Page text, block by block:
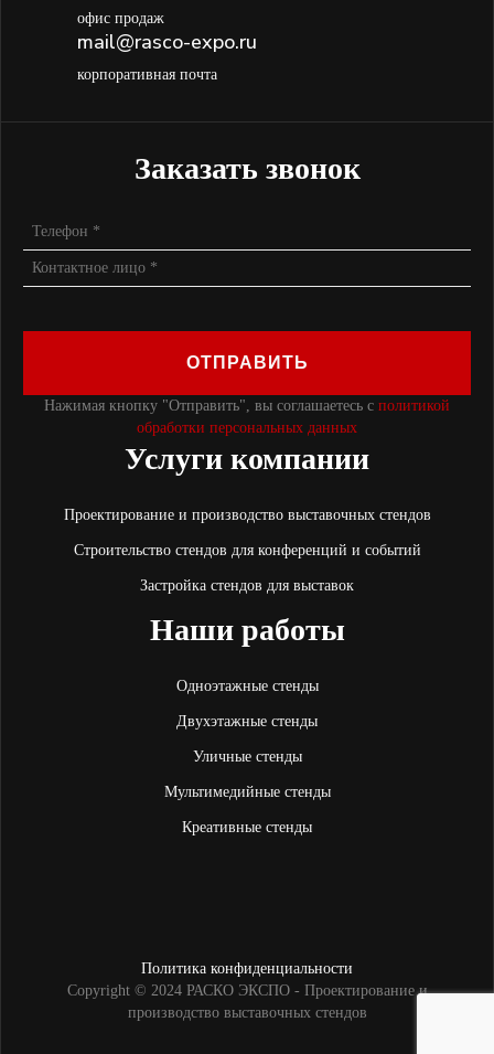
офис продаж
mail@rasco-expo.ru
корпоративная почта
Услуги компании
Проектирование и производство выставочных стендов
Строительство стендов для конференций и событий
Застройка стендов для выставок
Наши работы
Одноэтажные стенды
Двухэтажные стенды
Уличные стенды
Мультимедийные стенды
Креативные стенды
Заказать звонок
ОТПРАВИТЬ
Нажимая кнопку "Отправить", вы соглашаетесь с политикой
обработки персональных данных
Copyright © 2024 РАСКО ЭКСПО - Проектирование и
производство выставочных стендов
Политика конфиденциальности